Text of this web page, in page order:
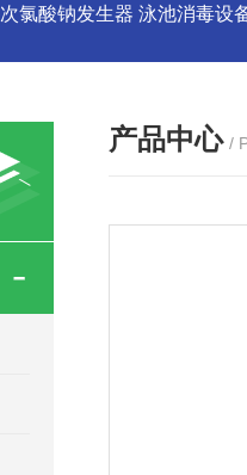
氯酸钠发生器 泳池消毒设
产品中心 /